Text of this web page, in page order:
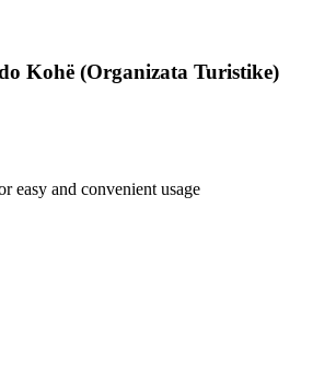
Kohë (Organizata Turistike)
easy and convenient usage